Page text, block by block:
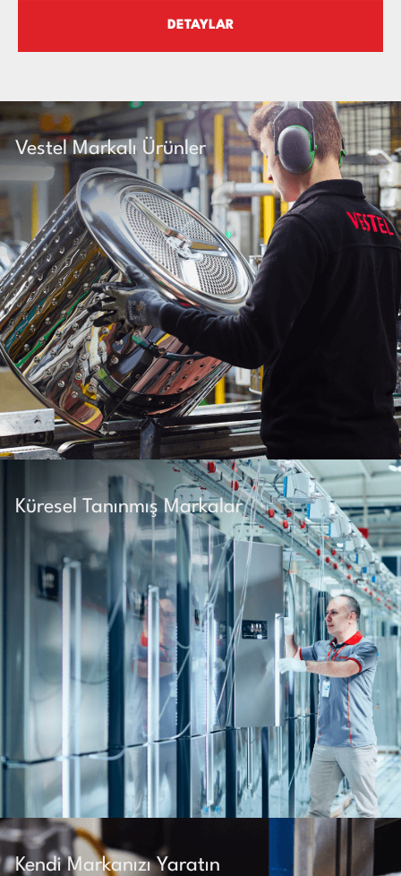
DETAYLAR
Vestel Markalı Ürünler
Küresel Tanınmış Markalar
Kendi Markanızı Yaratın